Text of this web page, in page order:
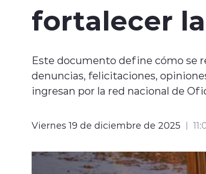
fortalecer
Este documento define cómo se
denuncias, felicitaciones,
ingresan por la red nacional de
Viernes 19 de diciembre de 2025